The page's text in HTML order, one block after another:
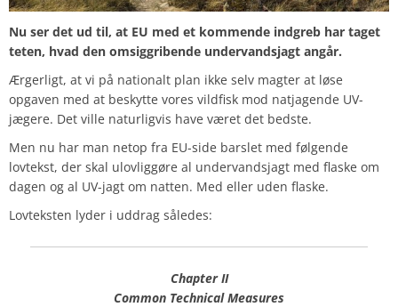
Nu ser det ud til, at EU med et kommende indgreb har taget
teten, hvad den omsiggribende undervandsjagt angår.
Ærgerligt, at vi på nationalt plan ikke selv magter at løse
opgaven med at beskytte vores vildfisk mod natjagende UV-
jægere. Det ville naturligvis have været det bedste.
Men nu har man netop fra EU-side barslet med følgende
lovtekst, der skal ulovliggøre al undervandsjagt med flaske om
dagen og al UV-jagt om natten. Med eller uden flaske.
Lovteksten lyder i uddrag således:
Chapter II
Common Technical Measures